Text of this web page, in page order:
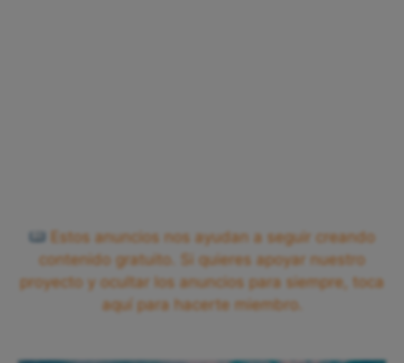
Estos anuncios nos ayudan a seguir creando
contenido gratuito. Si quieres apoyar nuestro
proyecto y ocultar los anuncios para siempre, toca
aquí para hacerte miembro.